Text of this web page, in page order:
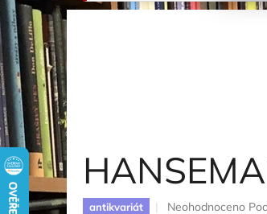
antikvariát
Průměrné
Neohodnoceno